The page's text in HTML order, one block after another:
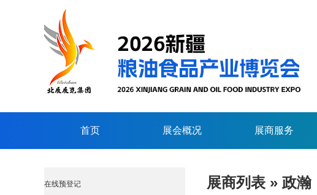
首页 展会概况 展商服务
在线预登记 展商列表 » 政瀚